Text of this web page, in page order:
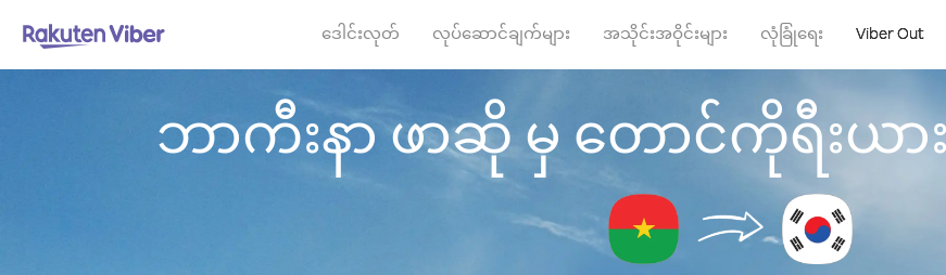
ဒေါင်းလုတ် လုပ်ဆောင်ချက်များ အသိုင်းအဝိုင်းများ လုံခြုံရေး Viber Out
ဘာကီးနာ ဖာဆို မှ တောင်ကိုရီးယာ